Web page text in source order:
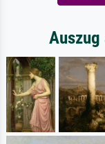
Auszug